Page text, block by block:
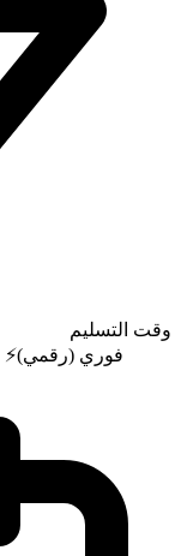
وقت التسليم
فوري (رقمي)⚡